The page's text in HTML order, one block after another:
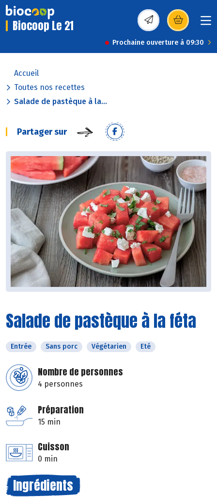
Biocoop Le 21 (s’ouvre dans une
Prochaine ouverture à 09:30
Accueil
Toutes nos recettes
Salade de pastèque à la...
Partager sur
Salade de pastèque à la féta
Entrée Sans porc Végétarien Eté
Nombre de personnes
4 personnes
Préparation
15 min
Cuisson
0 min
Ingrédients